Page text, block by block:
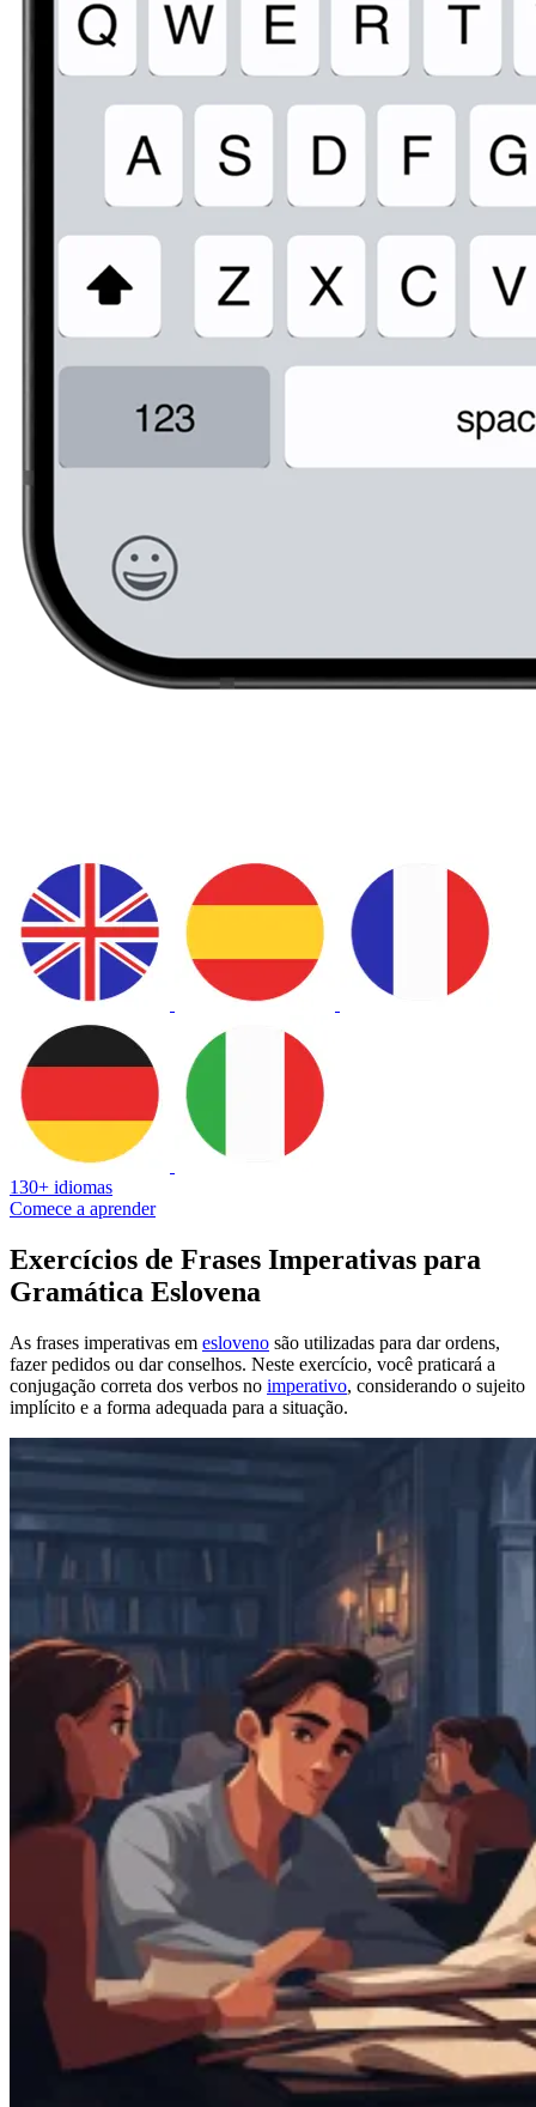
130+ idiomas
Comece a aprender
Exercícios de Frases Imperativas para
Gramática Eslovena
As frases imperativas em esloveno são utilizadas para dar ordens,
fazer pedidos ou dar conselhos. Neste exercício, você praticará a
conjugação correta dos verbos no imperativo, considerando o sujeito
implícito e a forma adequada para a situação.